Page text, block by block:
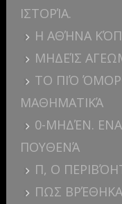
ΙΣΤΟΡΊΑ.
Η ΑΘΉΝΑ
ΜΗΔΕΊΣ
ΤΟ ΠΙΌ
ΜΑΘΗΜΑΤΙΚΆ
0-ΜΗΔΈΝ.
ΠΟΥΘΕΝΆ
Π, Ο
ΠΩΣ